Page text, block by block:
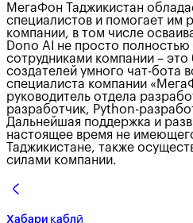
МегаФон Таджикистан
специалистов и помогает им
компании, в том числе
Dono AI не просто
сотрудниками компании –
создателей умного чат-бота
специалиста компании
руководитель отдела
разработчик, Python-
Дальнейшая поддержка и
настоящее время не
Таджикистане, также
силами компании.
Хабари қаблӣ